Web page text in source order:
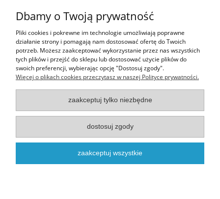
Opis
Opinie o produkcie (0)
Rozmiar pocztówki: 14,8x10,5 cm
Informacje
Moje konto
O nas
Dbamy o Twoją prywatność
Pliki cookies i pokrewne im technologie umożliwiają poprawne
działanie strony i pomagają nam dostosować ofertę do Twoich
potrzeb. Możesz zaakceptować wykorzystanie przez nas wszystkich
tych plików i przejść do sklepu lub dostosować użycie plików do
swoich preferencji, wybierając opcję "Dostosuj zgody".
Więcej o plikach cookies przeczytasz w naszej Polityce prywatności.
zaakceptuj tylko niezbędne
dostosuj zgody
zaakceptuj wszystkie